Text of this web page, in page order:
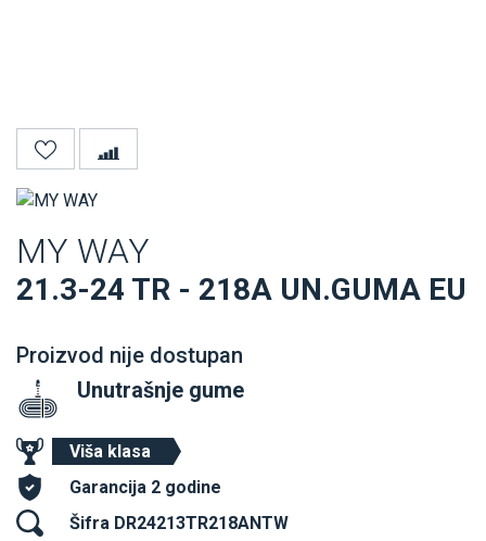
MY WAY
21.3-24 TR - 218A UN.GUMA EU
Proizvod nije dostupan
Unutrašnje gume
Viša klasa
Garancija 2 godine
Šifra DR24213TR218ANTW